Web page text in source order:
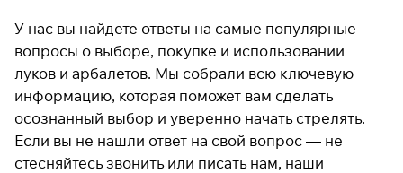
У нас вы найдете ответы на самые популярные
вопросы о выборе, покупке и использовании
луков и арбалетов. Мы собрали всю ключевую
информацию, которая поможет вам сделать
осознанный выбор и уверенно начать стрелять.
Если вы не нашли ответ на свой вопрос — не
стесняйтесь звонить или писать нам, наши